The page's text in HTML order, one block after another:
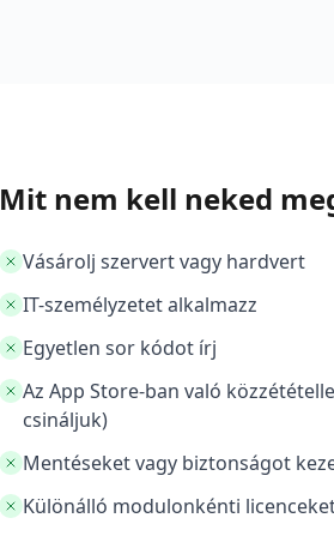
Mit nem kell neked
Vásárolj szervert vagy hardvert
IT-személyzetet alkalmazz
Egyetlen sor kódot írj
Az App Store-ban való
csináljuk)
Mentéseket vagy biztonságot
Különálló modulonkénti